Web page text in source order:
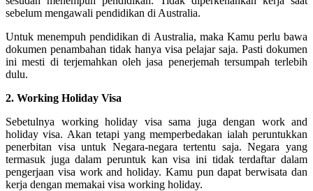
sebelum mengawali pendidikan di Australia.
Untuk menempuh pendidikan di Australia, maka Kamu perlu bawa
dokumen penambahan tidak hanya visa pelajar saja. Pasti dokumen
ini mesti di terjemahkan oleh jasa penerjemah tersumpah terlebih
dulu.
2. Working Holiday Visa
Sebetulnya working holiday visa sama juga dengan work and
holiday visa. Akan tetapi yang memperbedakan ialah peruntukkan
penerbitan visa untuk Negara-negara tertentu saja. Negara yang
termasuk juga dalam peruntuk kan visa ini tidak terdaftar dalam
pengerjaan visa work and holiday. Kamu pun dapat berwisata dan
kerja dengan memakai visa working holiday.